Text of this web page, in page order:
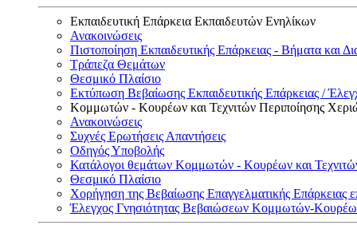
Εκπαιδευτική Επάρκεια Εκπαιδευτών Ενηλίκων
Ανακοινώσεις
Πιστοποίηση Εκπαιδευτικής Επάρκειας - Βήματα και
Τράπεζα Θεμάτων
Θεσμικό Πλαίσιο
Εκτύπωση Βεβαίωσης Εκπαιδευτικής Επάρκειας /
Κομμωτών - Κουρέων και Τεχνιτών Περιποίησης
Ανακοινώσεις
Συχνές Ερωτήσεις Απαντήσεις
Οδηγός Υποβολής
Κατάλογοι θεμάτων Κομμωτών - Κουρέων και
Θεσμικό Πλαίσιο
Χορήγηση της Βεβαίωσης Επαγγελματικής
Έλεγχος Γνησιότητας Βεβαιώσεων Κομμωτών-